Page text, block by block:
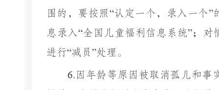
围的，要按照“认定一个，录入一个”
息录入“全国儿童福利信息系统”；对
进行“减员 ”处理。
6. 因年龄等原因被取消孤儿和事